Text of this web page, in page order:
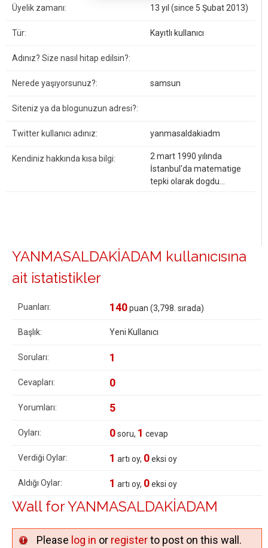
Üyelik zamanı: 13 yıl (since 5 Şubat 2013)
Tür: Kayıtlı kullanıcı
Adınız? Size nasıl hitap edilsin?:
Nerede yaşıyorsunuz?: samsun
Siteniz ya da blogunuzun adresi?:
Twitter kullanıcı adınız: yanmasaldakiadm
Kendiniz hakkında kısa bilgi:
2 mart 1990 yılında
İstanbul'da matematige
tepki olarak dogdu...
YANMASALDAKİADAM kullanıcısına
ait istatistikler
Puanları: 140puan (3,798 . sırada)
Başlık: Yeni Kullanıcı
Soruları: 1
Cevapları: 0
Yorumları: 5
Oyları: 0soru, 1 cevap
Verdiği Oylar: 1 artı oy, 0eksi oy
Aldığı Oylar: 1 artı oy, 0eksi oy
Wall for YANMASALDAKİADAM
Please log in or registerto post on this wall.